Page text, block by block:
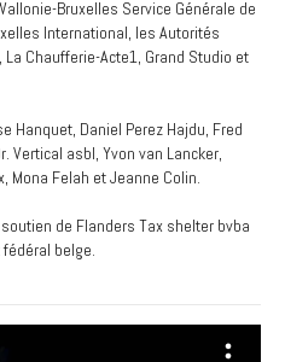
Bruxelles Service Générale de
International, les Autorités
Chaufferie-Acte1, Grand Studio et
Hanquet, Daniel Perez Hajdu, Fred
Vertical asbl, Yvon van Lancker,
Mona Felah et Jeanne Colin.
de Flanders Tax shelter bvba
belge.